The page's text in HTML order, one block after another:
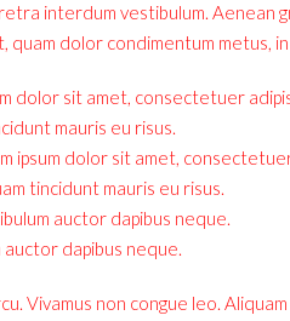
interdum vestibulum. Aenean
quam dolor condimentum metus,
dolor sit amet, consectetuer
mauris eu risus.
ipsum dolor sit amet,
tincidunt mauris eu risus.
auctor dapibus neque.
auctor dapibus neque.
Vivamus non congue leo.